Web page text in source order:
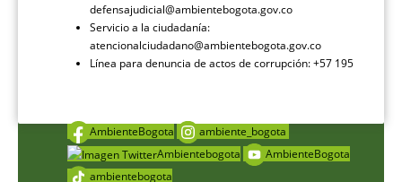
defensajudicial@ambientebogota.gov.co
Servicio a la ciudadanía:
atencionalciudadano@ambientebogota.gov.co
Línea para denuncia de actos de corrupción: +57 195
AmbienteBogota
ambiente_bogota
Ambientebogota
AmbienteBogota
ambientebogota